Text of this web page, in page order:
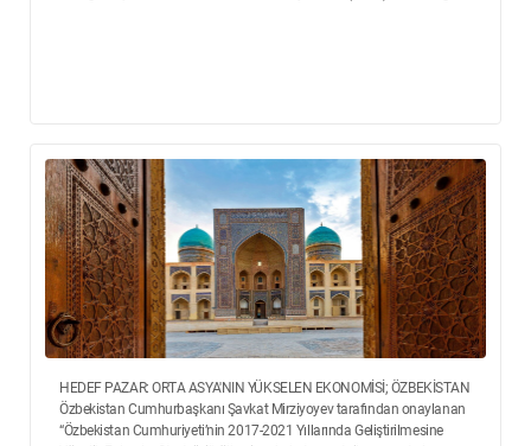
HEDEF PAZAR: ORTA ASYA'NIN YÜKSELEN EKONOMİSİ; ÖZBEKİSTAN
Özbekistan Cumhurbaşkanı Şavkat Mirziyoyev tarafından onaylanan
“Özbekistan Cumhuriyeti’nin 2017-2021 Yıllarında Geliştirilmesine